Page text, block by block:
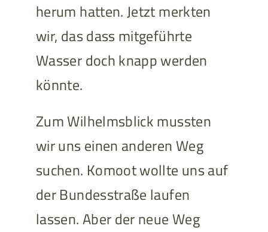
herum hatten. Jetzt merkten
wir, das dass mitgeführte
Wasser doch knapp werden
könnte.
Zum Wilhelmsblick mussten
wir uns einen anderen Weg
suchen. Komoot wollte uns auf
der Bundesstraße laufen
lassen. Aber der neue Weg